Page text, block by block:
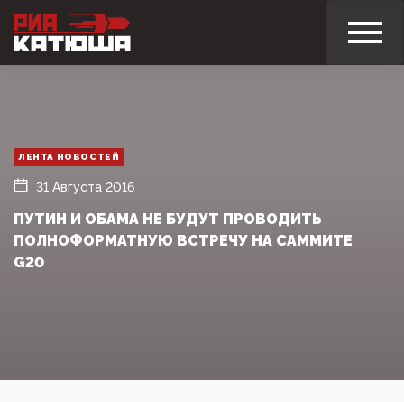
ЛЕНТА НОВОСТЕЙ
31 Августа 2016
ПУТИН И ОБАМА НЕ БУДУТ ПРОВОДИТЬ
ПОЛНОФОРМАТНУЮ ВСТРЕЧУ НА САММИТЕ
G20